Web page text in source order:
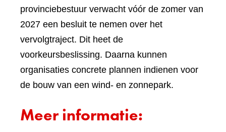
provinciebestuur verwacht vóór de zomer van
2027 een besluit te nemen over het
vervolgtraject. Dit heet de
voorkeursbeslissing. Daarna kunnen
organisaties concrete plannen indienen voor
de bouw van een wind- en zonnepark.
Meer informatie: